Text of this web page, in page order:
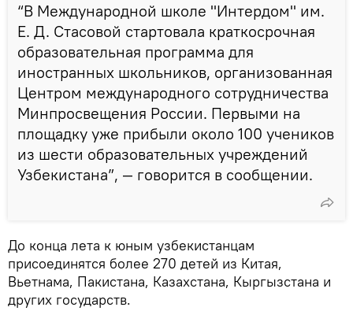
“В Международной школе "Интердом" им.
Е. Д. Стасовой стартовала краткосрочная
образовательная программа для
иностранных школьников, организованная
Центром международного сотрудничества
Минпросвещения России. Первыми на
площадку уже прибыли около 100 учеников
из шести образовательных учреждений
Узбекистана”, — говорится в сообщении.
До конца лета к юным узбекистанцам
присоединятся более 270 детей из Китая,
Вьетнама, Пакистана, Казахстана, Кыргызстана и
других государств.